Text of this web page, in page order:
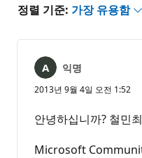
정렬 기준: 가장 유용함
익명
2013년 9월 4일 오전 1:52
안녕하십니까? 철민
Microsoft